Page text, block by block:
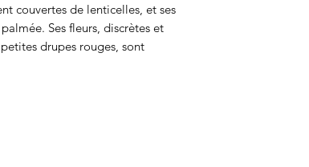
couvertes de lenticelles, et ses
Ses fleurs, discrètes et
drupes rouges, sont